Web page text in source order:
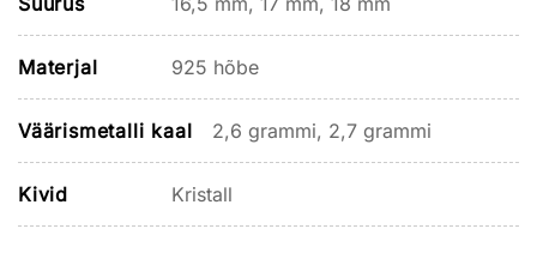
Materjal 925 hõbe
Väärismetalli kaal 2,6 grammi, 2,7 grammi
Kivid Kristall